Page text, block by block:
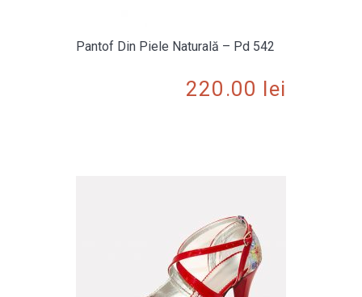
Pantof Din Piele Naturală – Pd 542
220.00 lei